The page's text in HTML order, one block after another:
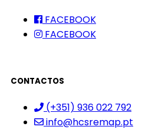
FACEBOOK
FACEBOOK
CONTACTOS
(+351) 936 022 792
info@hcsremap.pt